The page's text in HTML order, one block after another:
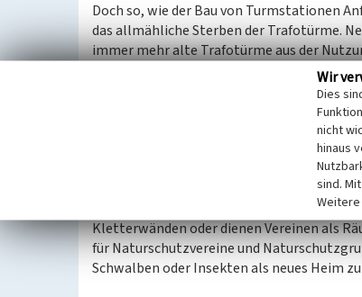
Doch so, wie der Bau von Turmstationen
das allmähliche Sterben der Trafotürme.
immer mehr alte Trafotürme aus der
kostengünstigere Lösungen ersetzt.
Glücklicherweise begann nun für viele
viel zu schade, manchmal höchst
eine gut sichtbare Landmarke, wurde an
Abriss war nun die Devise. Der Fantasie
Ausstellungsräume, ja sogar
Kletterwänden oder dienen Vereinen als
für Naturschutzvereine und
Schwalben oder Insekten als neues Heim
Wir
Dies
nicht
hinaus
sind.